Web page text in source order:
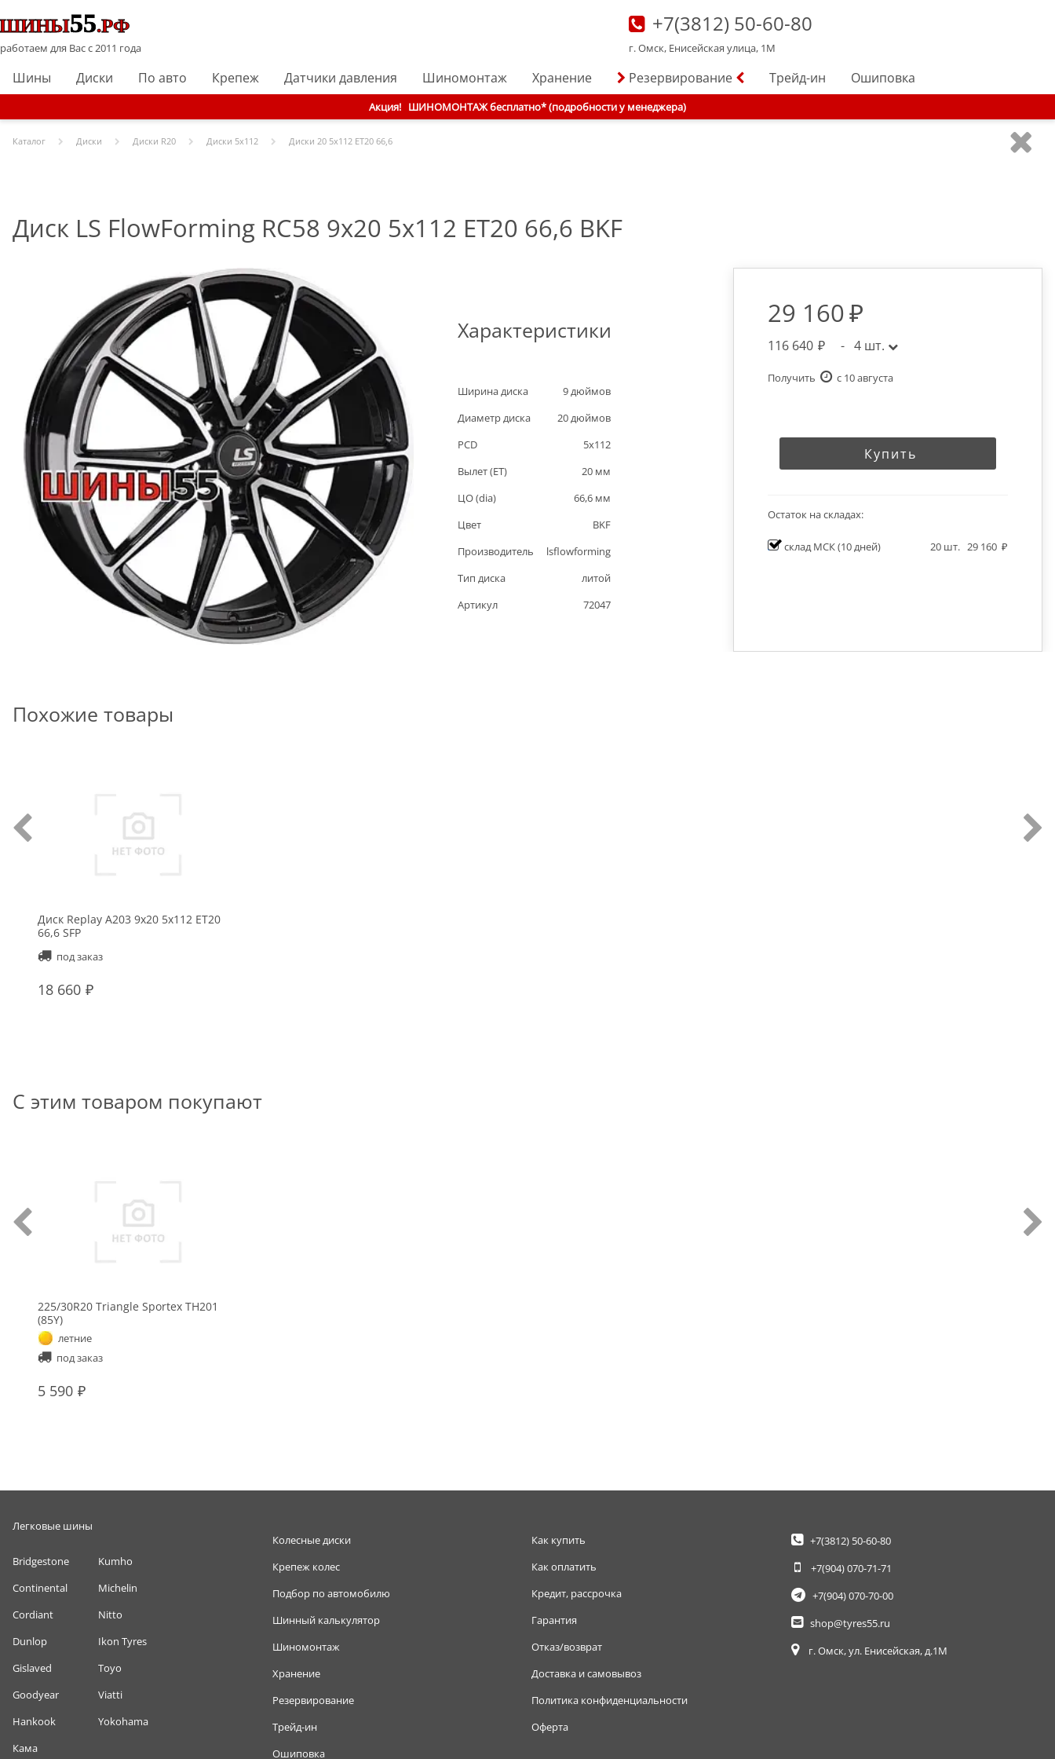
работаем для Вас с 2011 года
+7(3812) 50-60-80
г. Омск, Енисейская улица, 1М
Шины Диски По авто Крепеж Датчики давления Шиномонтаж Хранение Резервирование Трейд-ин Ошиповка
Акция! ШИНОМОНТАЖ бесплатно* (подробности у менеджера)
Каталог Диски Диски R20 Диски 5x112 Диски 20 5x112 ET20 66,6
Диск LS FlowForming RC58 9x20 5x112 ET20 66,6 BKF
Характеристики
Ширина диска 9дюймов
Диаметр диска
20дюймов
PCD
5x112
Вылет (ET)
20 мм
ЦО (dia)
66,6 мм
Цвет
BKF
Производитель
lsflowforming
Тип диска
литой
Артикул
72047
29 160
116 640 - 4 шт.
Получить c 10 августа
Купить
Остаток на складах:
склад МСК(10 дней) 20 шт. 29 160
Похожие товары
Диск Replay A203 9x20 5x112 ET20
66,6 SFP
под заказ
18 660
С этим товаром покупают
225/30R20 Triangle Sportex TH201
(85Y)
летние
под заказ
5 590
Легковые шины
Bridgestone
Continental
Cordiant
Dunlop
Gislaved
Goodyear
Hankook
Кама
Kumho
Michelin
Nitto
Ikon Tyres
Toyo
Viatti
Yokohama
Колесные диски
Крепеж колес
Подбор по автомобилю
Шинный калькулятор
Шиномонтаж
Хранение
Резервирование
Трейд-ин
Ошиповка
Как купить
Как оплатить
Кредит, рассрочка
Гарантия
Отказ/возврат
Доставка и самовывоз
Политика конфиденциальности
Оферта
+7(3812)50-60-80
+7(904)070-71-71
+7(904)070-70-00
shop@tyres55.ru
г. Омск, ул. Енисейская, д.1М